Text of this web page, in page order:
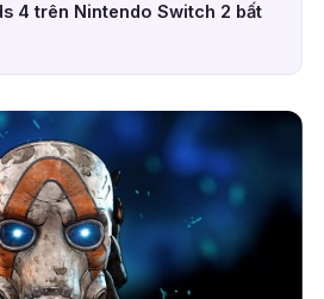
4 trên Nintendo Switch 2 bất